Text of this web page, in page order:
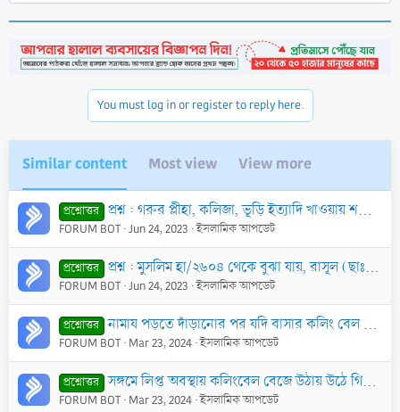
t
i
You must log in or register to reply here.
Similar content Most view View more
প্রশ্নোত্তর প্রশ্ন : গরুর প্লীহা, কলিজা, ভূড়ি ইত্যাদি খাওয়ায় শরী‘আতে কোন বাধা আছে কি?
FORUM BOT Jun 24, 2023 ইসলামিক আপডেট
প্রশ্নোত্তর প্রশ্ন : মুসলিম হা/২৬০৪ থেকে বুঝা যায়, রাসূল (ছাঃ) মু‘আবিয়া (রাঃ)-এর প্রতি বিরক্ত হয়ে বদদো‘আ করেছেন। এছাড়া ত্বাবারী সংকলিত ইবনু ওমর থেকে আরেকটি হাদীছে
FORUM BOT Jun 24, 2023 ইসলামিক আপডেট
প্রশ্নোত্তর নামায পড়তে দাঁড়ানোর পর যদি বাসার কলিং বেল বারবার বেজে ওঠে এবং বাসায় ঐ নামাযী ছাড়া অন্য কেউ না থাকে, তাহলে সে কী করতে পারে?
FORUM BOT Mar 23, 2024 ইসলামিক আপডেট
প্রশ্নোত্তর সঙ্গমে লিপ্ত অবস্থায় কলিংবেল বেজে উঠায় উঠে গিয়ে দরজা খুলি এবং তার পর আর সুযোগ হয়নি এবং আমাদের বীর্যপাতও হয়নি। এতে কি গোসল জরুরী?
FORUM BOT Mar 23, 2024 ইসলামিক আপডেট